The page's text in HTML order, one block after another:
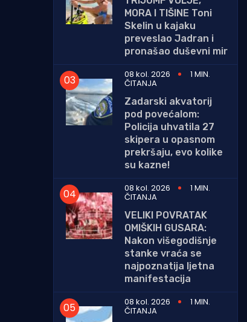
MORA I TIŠINE Toni
Skelin u kajaku
preveslao Jadran i
pronašao duševni mir
08 kol. 2026
1 MIN.
ČITANJA
Zadarski akvatorij
pod povećalom:
Policija uhvatila 27
skipera u opasnom
prekršaju, evo kolike
su kazne!
08 kol. 2026
1 MIN.
ČITANJA
VELIKI POVRATAK
OMIŠKIH GUSARA:
Nakon višegodišnje
stanke vraća se
najpoznatija ljetna
manifestacija
08 kol. 2026
1 MIN.
ČITANJA